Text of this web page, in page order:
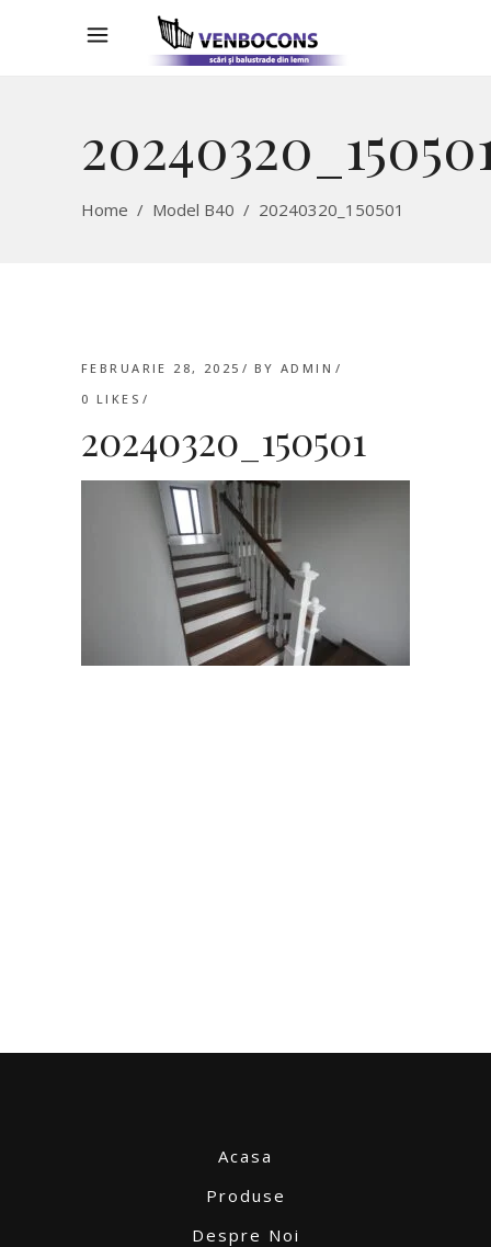
Home / Model B40 / 20240320_150501
FEBRUARIE 28, 2025 BY ADMIN
0 LIKES
20240320_150501
Acasa
Produse
Despre Noi